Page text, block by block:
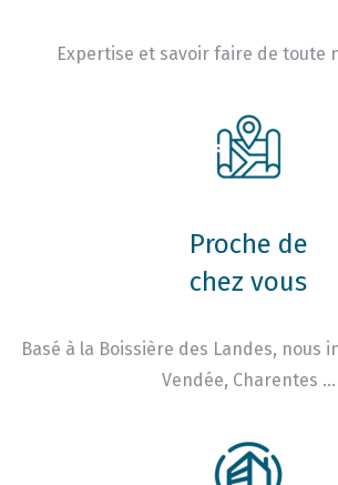
Expertise et savoir faire de toute
Proche de
chez vous
Basé à la Boissière des Landes, nous
Vendée, Charentes …